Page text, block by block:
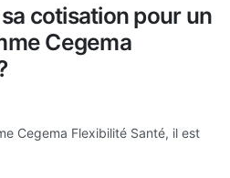
cotisation pour un
Cegema
Cegema Flexibilité Santé, il est